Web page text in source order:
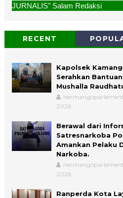
Redaksi
RECENT
Kapolsek
Serahkan
Mushalla
2026
Berawal dari
Satresnarkoba
Amankan Pelaku
Narkoba.
2026
Ranperda Kota